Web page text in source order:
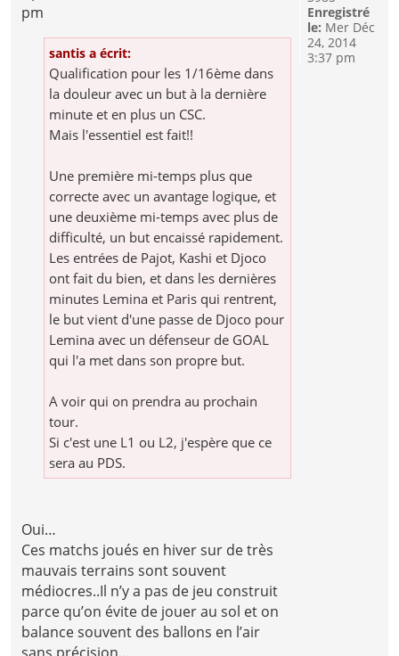
pm
santis a écrit:
Qualification pour les 1/16ème dans
la douleur avec un but à la dernière
minute et en plus un CSC.
Mais l'essentiel est fait!!
Une première mi-temps plus que
correcte avec un avantage logique, et
une deuxième mi-temps avec plus de
difficulté, un but encaissé rapidement.
Les entrées de Pajot, Kashi et Djoco
ont fait du bien, et dans les dernières
minutes Lemina et Paris qui rentrent,
le but vient d'une passe de Djoco pour
Lemina avec un défenseur de GOAL
qui l'a met dans son propre but.
A voir qui on prendra au prochain
tour.
Si c'est une L1 ou L2, j'espère que ce
sera au PDS.
Oui…
Ces matchs joués en hiver sur de très
mauvais terrains sont souvent
médiocres..Il n’y a pas de jeu construit
parce qu’on évite de jouer au sol et on
balance souvent des ballons en l’air
Enregistré
le: Mer Déc
24, 2014
3:37 pm